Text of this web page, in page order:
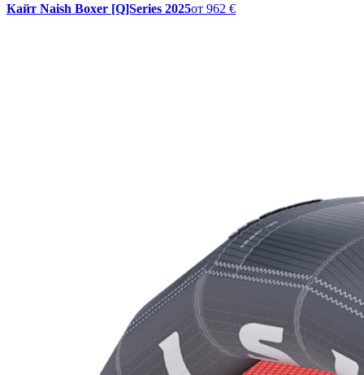
Кайт Naish Boxer [Q]Series 2025от 962 €